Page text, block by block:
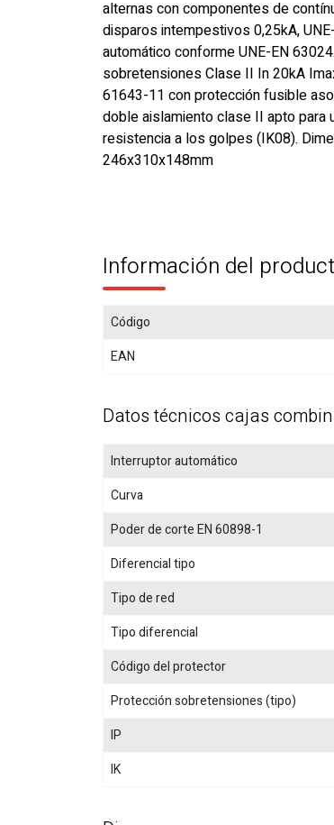
alternas con componentes de
disparos intempestivos 0,25kA,
automático conforme UNE-EN
sobretensiones Clase II In 20kA
61643-11 con protección fusible
doble aislamiento clase II apto para
resistencia a los golpes (IK08).
246x310x148mm
Información del
Código
EAN
Datos técnicos cajas
Interruptor automático
Curva
Poder de corte EN 60898-1
Diferencial tipo
Tipo de red
Tipo diferencial
Código del protector
Protección sobretensiones (tipo)
IP
IK